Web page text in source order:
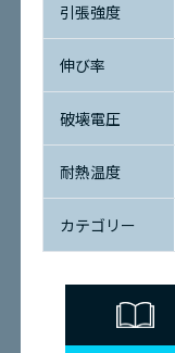
引張強度
伸び率
破壊電圧
耐熱温度
カテゴリー